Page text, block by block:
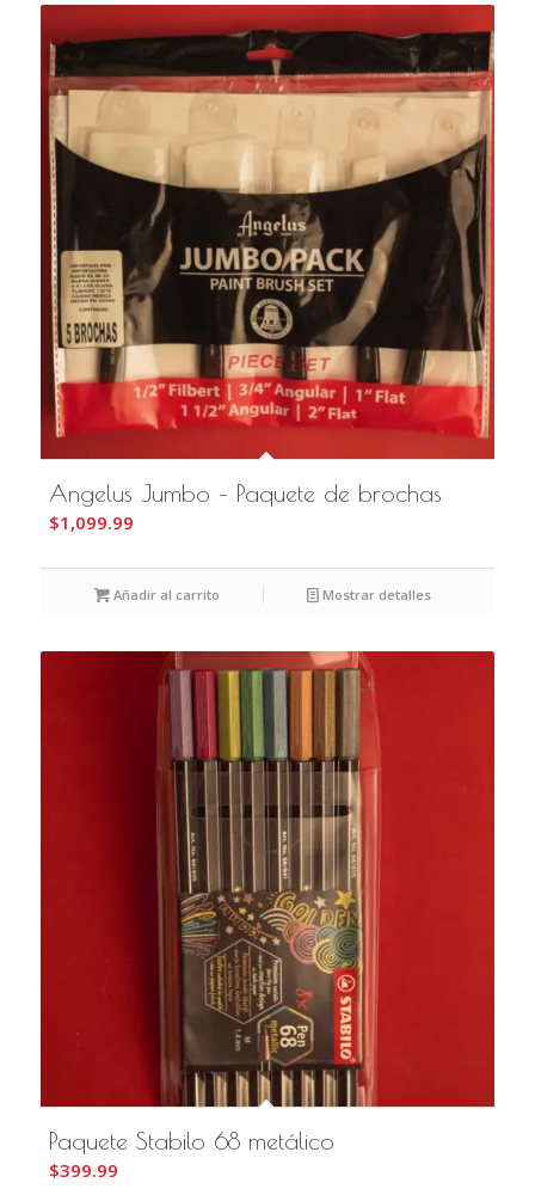
Angelus Jumbo – Paquete de brochas
$1,099.99
Añadir al carrito Mostrar detalles
Paquete Stabilo 68 metálico
$399.99